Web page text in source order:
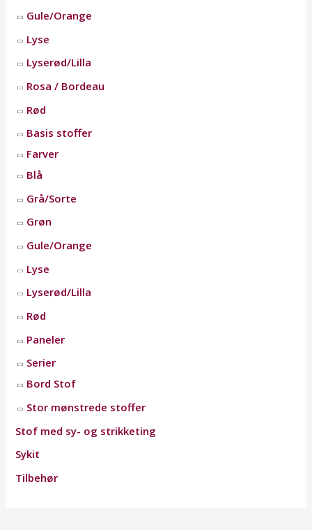
Gule/Orange
Lyse
Lyserød/Lilla
Rosa / Bordeau
Rød
Basis stoffer
Farver
Blå
Grå/Sorte
Grøn
Gule/Orange
Lyse
Lyserød/Lilla
Rød
Paneler
Serier
Bord Stof
Stor mønstrede stoffer
Stof med sy- og strikketing
Sykit
Tilbehør